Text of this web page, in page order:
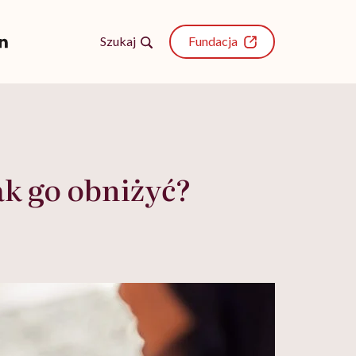
Szukaj Fundacja
go obniżyć?